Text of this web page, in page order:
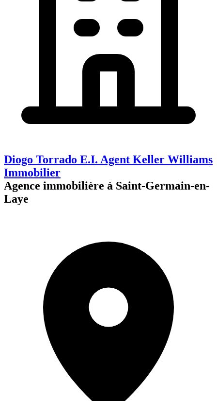
Diogo Torrado E.I. Agent Keller Williams
Immobilier
Agence immobilière à Saint-Germain-en-
Laye